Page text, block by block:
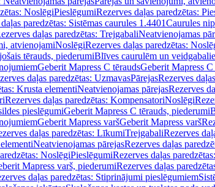
NoslēgiPieslēgumiRezerves daļas paredzētas:
paredzētas: Sistēmas caurules 1.4401Caurules
daļas paredzētas: TrejgabaliNeatvienojamas
atvienojamiNoslēgiRezerves daļas paredzētas:
tērauds, piederumiBlīves caurulēm un
Geberit Mapress C tēraudsGeberit Mapress C
daļas paredzētas: UzmavasPārejasRezerves
Krusta elementiNeatvienojamas pārejasRezerves
Rezerves daļas paredzētas: KompensatoriNoslēgi
pieslēgumiGeberit Mapress C tērauds, piederumi
Geberit Mapress varšGeberit Mapress varš
daļas paredzētas: LīkumiTrejgabaliRezerves
Neatvienojamas pārejasRezerves daļas
NoslēgiPieslēgumiRezerves daļas
Mapress varš, piederumiRezerves daļas
daļas paredzētas: Stiprinājumi pieslēgumiem